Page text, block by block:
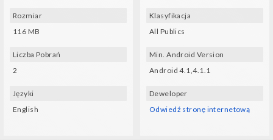
Rozmiar
116 MB
Liczba Pobrań
2
Języki
English
Klasyfikacja
All Publics
Min. Android Version
Android 4.1,4.1.1
Deweloper
Odwiedź stronę internetową